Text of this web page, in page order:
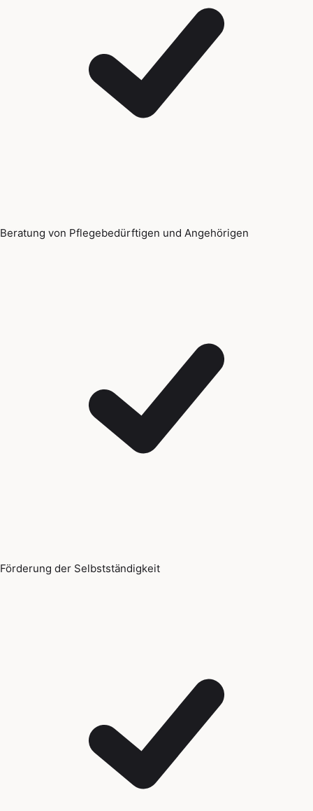
Beratung von Pflegebedürftigen und Angehörigen
Förderung der Selbstständigkeit